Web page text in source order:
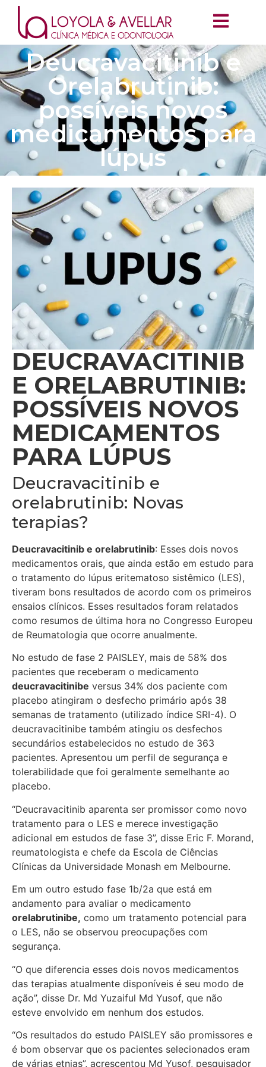
Deucravacitinib e
Orelabrutinib:
possíveis novos
medicamentos para
lúpus
DEUCRAVACITINIB
E ORELABRUTINIB:
POSSÍVEIS NOVOS
MEDICAMENTOS
PARA LÚPUS
Deucravacitinib e
orelabrutinib: Novas
terapias?
Deucravacitinib e orelabrutinib: Esses dois novos
medicamentos orais, que ainda estão em estudo para
o tratamento do lúpus eritematoso sistêmico (LES),
tiveram bons resultados de acordo com os primeiros
ensaios clínicos. Esses resultados foram relatados
como resumos de última hora no Congresso Europeu
de Reumatologia que ocorre anualmente.
No estudo de fase 2 PAISLEY, mais de 58% dos
pacientes que receberam o medicamento
deucravacitinibe versus 34% dos paciente com
placebo atingiram o desfecho primário após 38
semanas de tratamento (utilizado índice SRI-4). O
deucravacitinibe também atingiu os desfechos
secundários estabelecidos no estudo de 363
pacientes. Apresentou um perfil de segurança e
tolerabilidade que foi geralmente semelhante ao
placebo.
“Deucravacitinib aparenta ser promissor como novo
tratamento para o LES e merece investigação
adicional em estudos de fase 3”, disse Eric F. Morand,
reumatologista e chefe da Escola de Ciências
Clínicas da Universidade Monash em Melbourne.
Em um outro estudo fase 1b/2a que está em
andamento para avaliar o medicamento
orelabrutinibe, como um tratamento potencial para
o LES, não se observou preocupações com
segurança.
“O que diferencia esses dois novos medicamentos
das terapias atualmente disponíveis é seu modo de
ação”, disse Dr. Md Yuzaiful Md Yusof, que não
esteve envolvido em nenhum dos estudos.
“Os resultados do estudo PAISLEY são promissores e
é bom observar que os pacientes selecionados eram
de várias etnias”, acrescentou Md Yusof, pesquisador